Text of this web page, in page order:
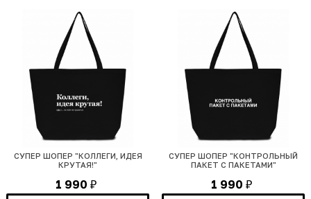
СУПЕР ШОПЕР "КОЛЛЕГИ, ИДЕЯ
КРУТАЯ!"
1 990 ₽
СУПЕР ШОПЕР "КОНТРОЛЬНЫЙ
ПАКЕТ С ПАКЕТАМИ"
1 990 ₽